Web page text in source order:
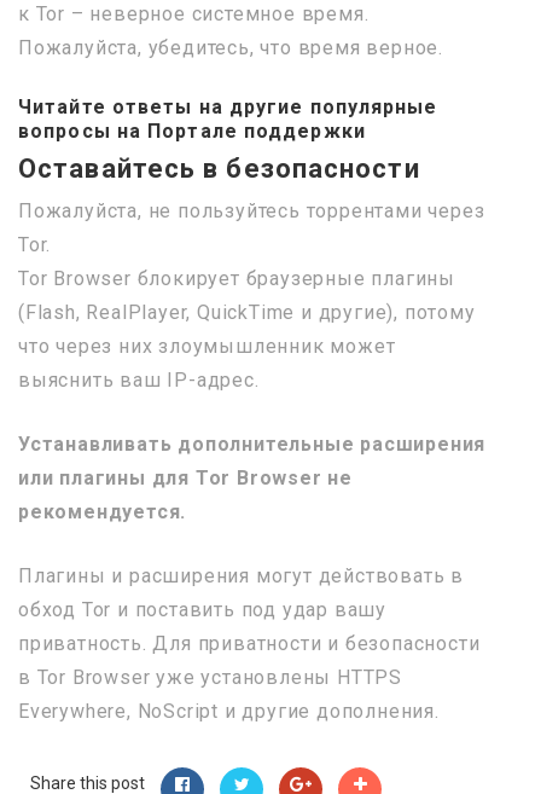
к Tor – неверное системное время.
Пожалуйста, убедитесь, что время верное.
Читайте ответы на другие популярные
вопросы на Портале поддержки
Оставайтесь в безопасности
Пожалуйста, не пользуйтесь торрентами через
Tor.
Tor Browser блокирует браузерные плагины
(Flash, RealPlayer, QuickTime и другие), потому
что через них злоумышленник может
выяснить ваш IP-адрес.
Устанавливать дополнительные расширения
или плагины для Tor Browser не
рекомендуется.
Плагины и расширения могут действовать в
обход Tor и поставить под удар вашу
приватность. Для приватности и безопасности
в Tor Browser уже установлены HTTPS
Everywhere, NoScript и другие дополнения.
Share this post